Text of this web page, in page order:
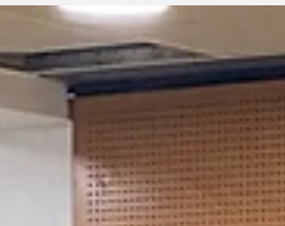
participant·es ont travaillé de nombreux
sujets et pris des décisions importantes.